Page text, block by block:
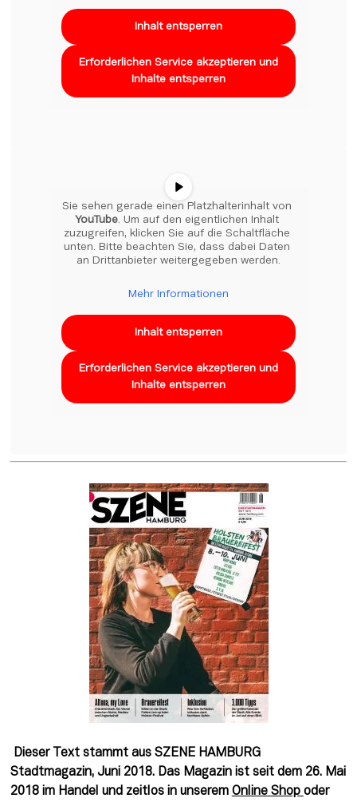
Inhalt entsperren
Erforderlichen Service akzeptieren und
Inhalte entsperren
YouTube. Um auf den eigentlichen Inhalt
zuzugreifen, klicken Sie auf die Schaltfläche
unten. Bitte beachten Sie, dass dabei Daten
an Drittanbieter weitergegeben werden.
Mehr Informationen
Inhalt entsperren
Erforderlichen Service akzeptieren und
Inhalte entsperren
Dieser Text stammt aus SZENE HAMBURG
Stadtmagazin, Juni 2018. Das Magazin ist seit dem 26. Mai
2018 im Handel und zeitlos in unserem Online Shop oder